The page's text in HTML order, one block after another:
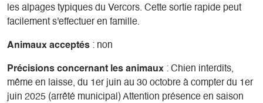
les alpages typiques du Vercors. Cette sortie rapide peut
facilement s'effectuer en famille.
Animaux acceptés : non
Précisions concernant les animaux : Chien interdits,
même en laisse, du 1er juin au 30 octobre à compter du 1er
juin 2025 (arrêté municipal) Attention présence en saison